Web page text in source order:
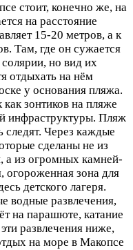
стоит, конечно же, на
на расстояние
15-20 метров, а к
Там, где он сужается
но вид их
отдыхать на нём
у основания пляжа.
зонтиков на пляже
инфраструктуры. Пляж
следят. Через каждые
сделаны не из
а из огромных камней-
огороженная зона для
детского лагеря.
водные развлечения,
на парашюте, катание
развлечения ниже,
на море в Макопсе